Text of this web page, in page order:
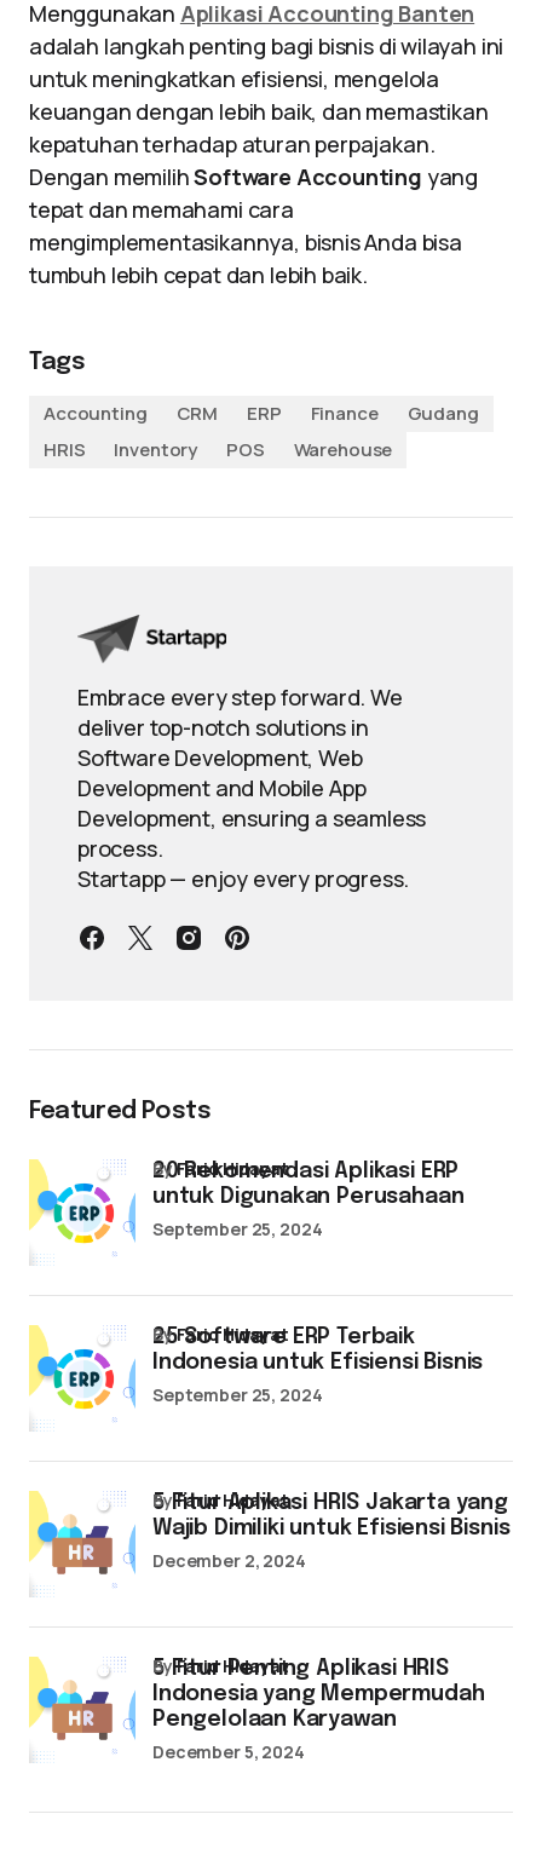
Menggunakan Aplikasi Accounting Banten
adalah langkah penting bagi bisnis di wilayah ini
untuk meningkatkan efisiensi, mengelola
keuangan dengan lebih baik, dan memastikan
kepatuhan terhadap aturan perpajakan.
Dengan memilihSoftware Accounting yang
tepat dan memahami cara
mengimplementasikannya, bisnis Anda bisa
tumbuh lebih cepat dan lebih baik.
Tags
Accounting
CRM ERP Finance
Gudang
HRIS
Inventory POS Warehouse
Embrace every step forward. We
deliver top-notch solutions in
Software Development, Web
Development and Mobile App
Development, ensuring a seamless
process.
Startapp — enjoy every progress.
Featured Posts
20 Rekomendasi Aplikasi ERP
untuk Digunakan Perusahaan
byFarid Hidayat
September 25, 2024
25 Software ERP Terbaik
Indonesia untuk Efisiensi Bisnis
byFarid Hidayat
September 25, 2024
5 Fitur Aplikasi HRIS Jakarta yang
Wajib Dimiliki untuk Efisiensi Bisnis
byFarid Hidayat
December 2, 2024
5 Fitur Penting Aplikasi HRIS
Indonesia yang Mempermudah
Pengelolaan Karyawan
byFarid Hidayat
December 5, 2024